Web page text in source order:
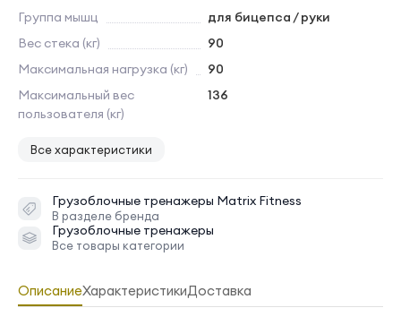
Группа мышц
для бицепса / руки
Вес стека (кг)
90
Максимальная нагрузка (кг)
90
Максимальный вес
пользователя (кг)
136
Все характеристики
Грузоблочные тренажеры Matrix Fitness
В разделе бренда
Грузоблочные тренажеры
Все товары категории
ОписаниеХарактеристикиДоставка